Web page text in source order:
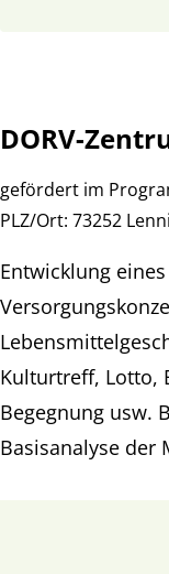
DORV-
gefördert im
PLZ/Ort: 73252
Entwicklung
Kulturtreff, Lotto,
Begegnung usw.
Basisanalyse der